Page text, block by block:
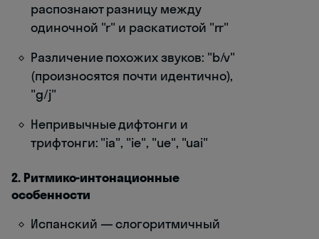
распознают разницу между
одиночной "r" и раскатистой "rr"
Различение похожих звуков: "b/v"
(произносятся почти идентично),
"g/j"
Непривычные дифтонги и
трифтонги: "ia", "ie", "ue", "uai"
2. Ритмико-интонационные
особенности
Испанский — слогоритмичный